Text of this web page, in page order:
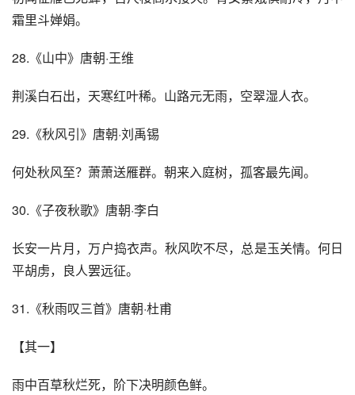
霜里斗婵娟。
28.《山中》唐朝·王维
荆溪白石出，天寒红叶稀。山路元无雨，空翠湿人衣。
29.《秋风引》唐朝·刘禹锡
何处秋风至？萧萧送雁群。朝来入庭树，孤客最先闻。
30.《子夜秋歌》唐朝·李白
长安一片月，万户捣衣声。秋风吹不尽，总是玉关情。何日
平胡虏，良人罢远征。
31.《秋雨叹三首》唐朝·杜甫
【其一】
雨中百草秋烂死，阶下决明颜色鲜。